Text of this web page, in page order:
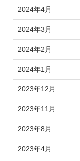
2024年4月
2024年3月
2024年2月
2024年1月
2023年12月
2023年11月
2023年8月
2023年4月